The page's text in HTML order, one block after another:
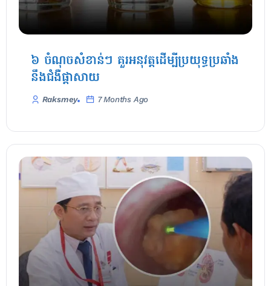
៦ ចំណុចសំខាន់ៗ គួរអនុវត្តដើម្បីប្រយុទ្ធប្រឆាំង
នឹងជំងឺផ្ដាសាយ
Raksmey 7 Months Ago